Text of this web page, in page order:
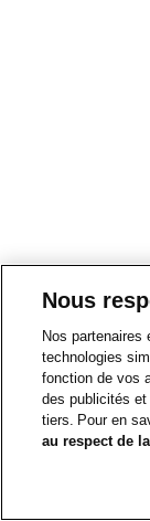
Nous
Nos
technologies
fonction de vos
des publicités
tiers. Pour en
au respect de